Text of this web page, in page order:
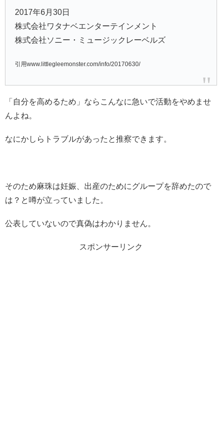
2017年6月30日
株式会社ワタナベエンターテインメント
株式会社ソニー・ミュージックレーベルズ
引用www.littlegleemonster.com/info/20170630/
「自分を高めるため」ならこんなに急いで活動をやめませ
んよね。
なにかしらトラブルがあったと推察できます。
そのため麻珠は妊娠、出産のためにグループを辞めたので
は？と噂が立っていました。
公表していないので真偽はわかりません。
スポンサーリンク